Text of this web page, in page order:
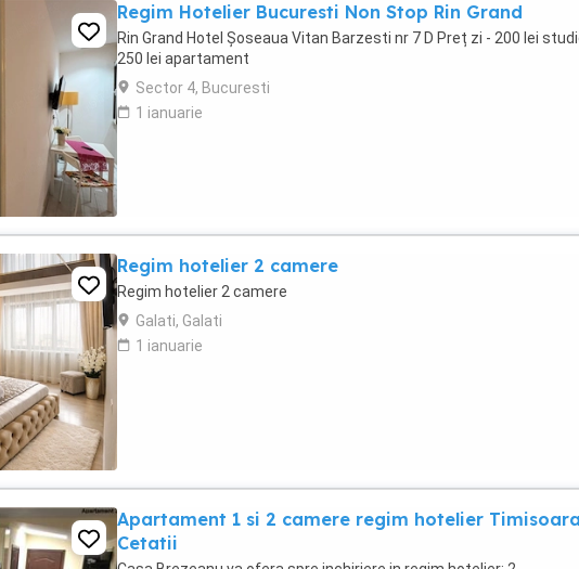
Regim Hotelier Bucuresti Non Stop Rin Grand
Rin Grand Hotel Șoseaua Vitan Barzesti nr 7 D Preț zi - 200 lei
250 lei apartament
Sector 4, Bucuresti
1 ianuarie
Regim hotelier 2 camere
Regim hotelier 2 camere
Galati, Galati
1 ianuarie
Apartament 1 si 2 camere regim hotelier Timisoara
Cetatii